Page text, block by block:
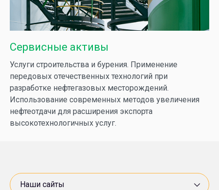
Сервисные активы
Услуги строительства и бурения. Применение
передовых отечественных технологий при
разработке нефтегазовых месторождений.
Использование современных методов увеличения
нефтеотдачи для расширения экспорта
высокотехнологичных услуг.
Наши сайты
«ОПТИМА Группа»
НПЗ «Брод»
«Нестро Петрол»
Росимущество
Минэнерго России